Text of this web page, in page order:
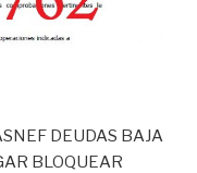
DEUDAS BAJA
BLOQUEAR